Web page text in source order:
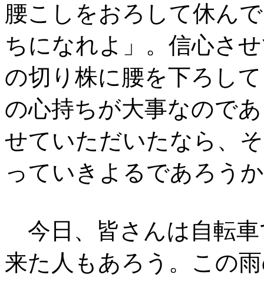
腰こしをおろして休ん
ちになれよ」。信心さ
の切り株に腰を下ろし
の心持ちが大事なので
せていただいたなら、
っていきよるであろう
今日、皆さんは自転
来た人もあろう。この